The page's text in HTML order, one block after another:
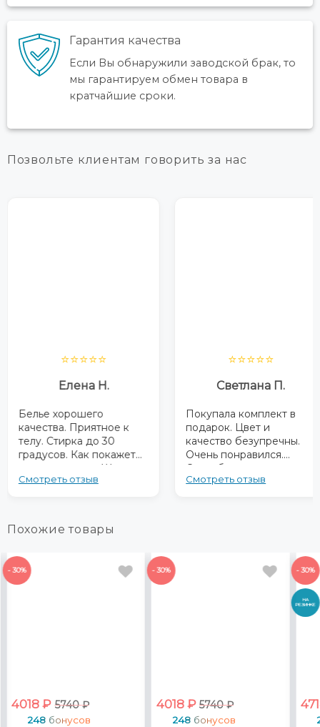
Гарантия качества
Если Bы обнаружили заводской брак, то
мы гарантируем обмен товара в
кратчайшие сроки.
Позвольте клиентам говорить за нас
⭐⭐⭐⭐⭐
Елена Н.
Белье хорошего
качества. Приятное к
телу. Стирка до 30
градусов. Как покажет
после, не знаю. Швы
ровные. Черная строчка
соответствуют
Смотреть отзыв
⭐⭐⭐⭐⭐
Светлана П.
Покупала комплект в
подарок. Цвет и
качество безупречны.
Очень понравился.
Спасибо.
Смотреть отзыв
Похожие товары
- 30%
4018₽ 5740₽
248 бонусов
- 30%
4018 ₽ 5740₽
248бонусов
- 30%
НА
РЕЗИНКЕ